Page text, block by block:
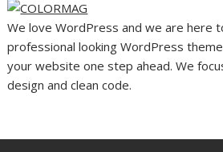
We love WordPress and we are here
professional looking WordPress
your website one step ahead. We
design and clean code.